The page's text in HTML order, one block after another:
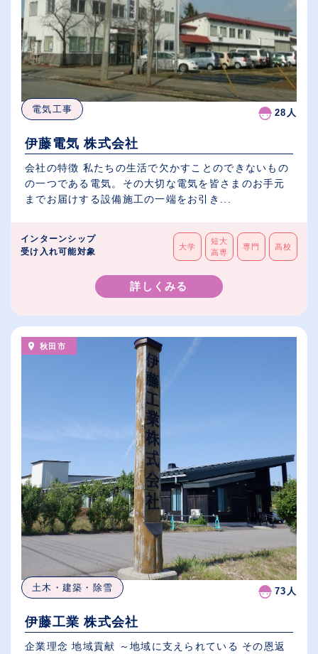
電気工事 28人
伊藤電気 株式会社
会社の特徴 私たちの生活で欠かすことのできないもの
の一つである電気。その大切な電気を皆さまのお手元
までお届けする設備施工の一端をお引き...
インターンシップ
受け入れ可能対象
大学
短大
高専
専門 高校
詳しくみる
秋田市
土木・建築・除雪 73人
伊藤工業 株式会社
企業理念 地域貢献 ～地域に支えられている その恩返